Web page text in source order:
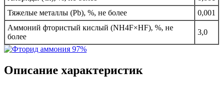
Тяжелые металлы (Pb), %, не более
0,001
Аммоний фтористый кислый (NH4F×HF), %, не
более
3,0
Описание характеристик